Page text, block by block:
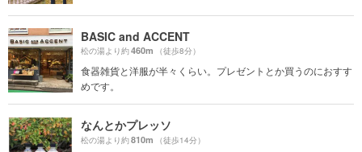
BASIC and ACCENT
松の湯より約460m （徒歩8分）
食器雑貨と洋服が半々くらい。プレゼントとか買うのにおすす
めです。
なんとかプレッソ
松の湯より約810m （徒歩14分）